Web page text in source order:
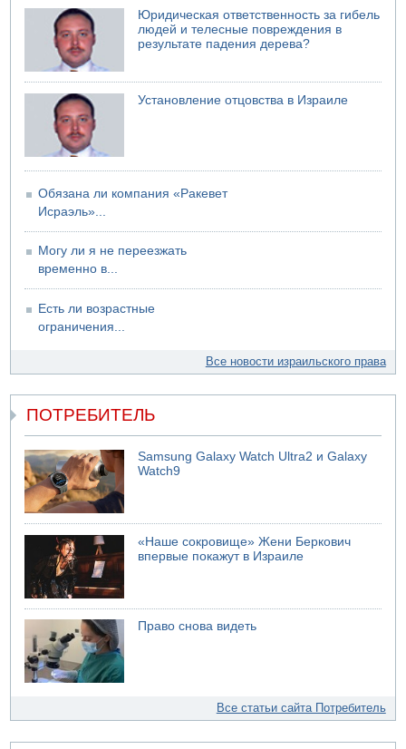
Юридическая ответственность за гибель
людей и телесные повреждения в
результате падения дерева?
Установление отцовства в Израиле
Обязана ли компания «Ракевет
Исраэль»...
Могу ли я не переезжать
временно в...
Есть ли возрастные
ограничения...
Все новости израильского права
ПОТРЕБИТЕЛЬ
Samsung Galaxy Watch Ultra2 и Galaxy
Watch9
«Наше сокровище» Жени Беркович
впервые покажут в Израиле
Право снова видеть
Все статьи сайта Потребитель